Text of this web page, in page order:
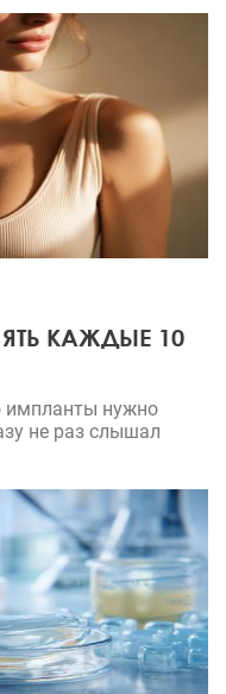
КАЖДЫЕ 10
импланты нужно
не раз слышал